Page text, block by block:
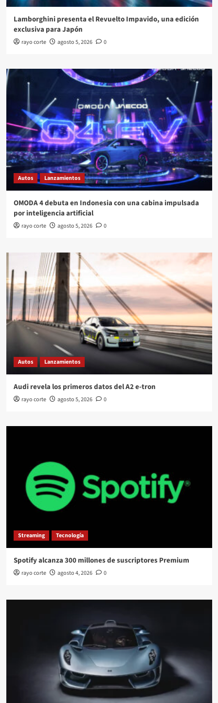
Lamborghini presenta el Revuelto Impavido, una edición
exclusiva para Japón
rayo corte agosto 5, 2026 0
Autos Lanzamientos
OMODA 4 debuta en Indonesia con una cabina impulsada
por inteligencia artificial
rayo corte agosto 5, 2026 0
Autos Lanzamientos
Audi revela los primeros datos del A2 e-tron
rayo corte agosto 5, 2026 0
Streaming Tecnología
Spotify alcanza 300 millones de suscriptores Premium
rayo corte agosto 4, 2026 0